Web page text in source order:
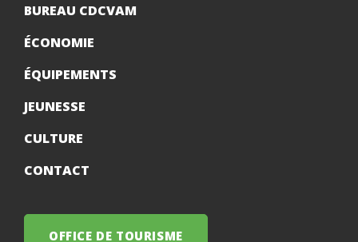
BUREAU CDCVAM
ÉCONOMIE
ÉQUIPEMENTS
JEUNESSE
CULTURE
CONTACT
OFFICE DE TOURISME